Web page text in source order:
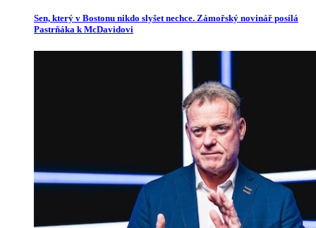
Sen, který v Bostonu nikdo slyšet nechce. Zámořský novinář posílá
Pastrňáka k McDavidovi